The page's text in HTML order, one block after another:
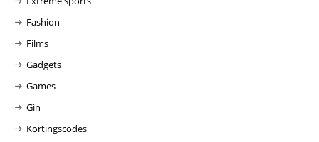
Fashion
Films
Gadgets
Games
Gin
Kortingscodes